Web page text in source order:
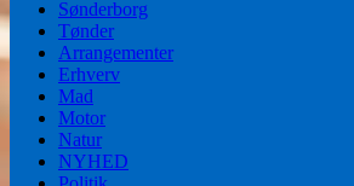
Sønderborg
Tønder
Arrangementer
Erhverv
Mad
Motor
Natur
NYHED